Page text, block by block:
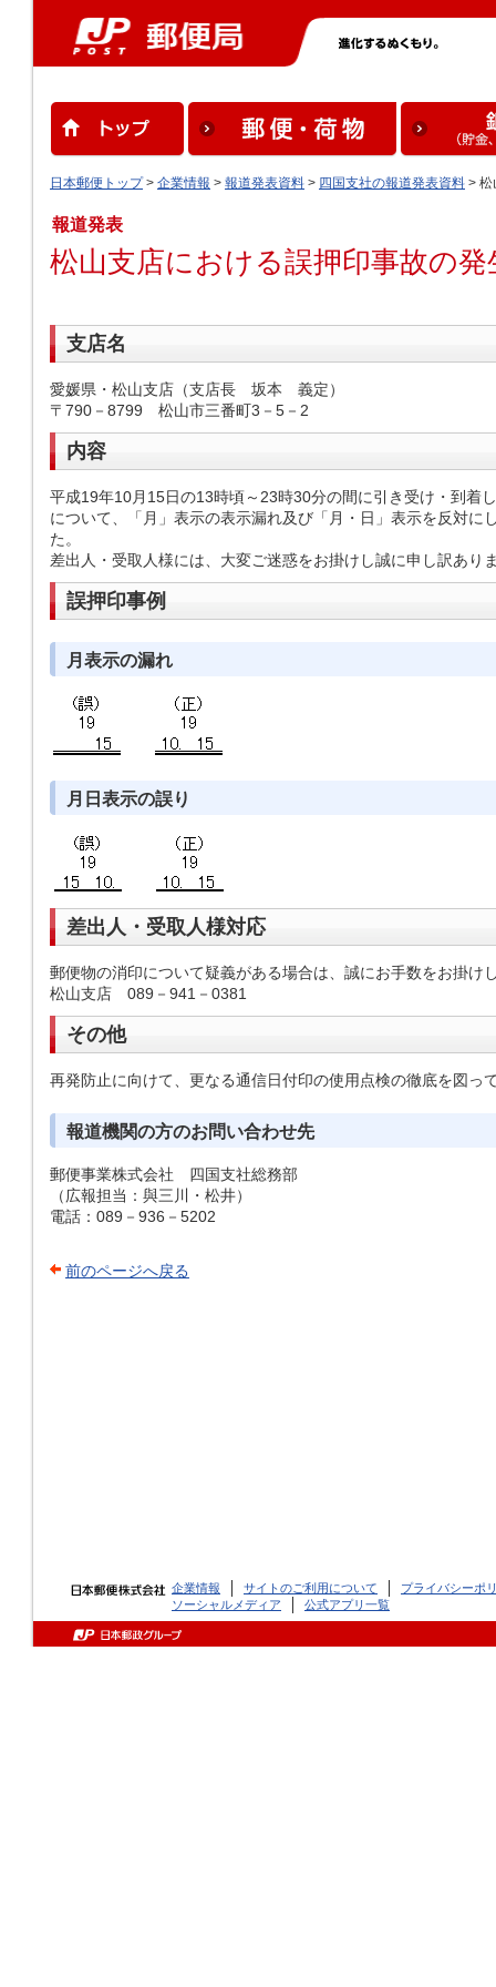
日本郵便トップ> 企業情報 > 報道発表資料 > 四国支社の報道発表資料 >
報道発表
松山支店における誤押印事故の発
支店名
愛媛県・松山支店（支店長 坂本 義定）
〒790－8799 松山市三番町3－5－2
内容
平成19年10月15日の13時頃～23時30分の間に引き受け・到着
について、「月」表示の表示漏れ及び「月・日」表示を反対に
た。
差出人・受取人様には、大変ご迷惑をお掛けし誠に申し訳あり
誤押印事例
月表示の漏れ
月日表示の誤り
差出人・受取人様対応
郵便物の消印について疑義がある場合は、誠にお手数をお掛け
松山支店 089－941－0381
その他
再発防止に向けて、更なる通信日付印の使用点検の徹底を図っ
報道機関の方のお問い合わせ先
郵便事業株式会社 四国支社総務部
（広報担当：與三川・松井）
電話：089－936－5202
前のページへ戻る
企業情報 サイトのご利用について
プライバシーポ
ソーシャルメディア
公式アプリ一覧